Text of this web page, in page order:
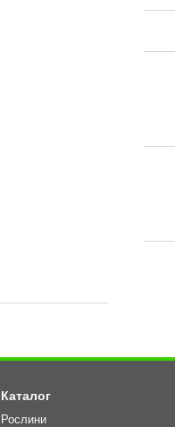
Каталог
Рослини